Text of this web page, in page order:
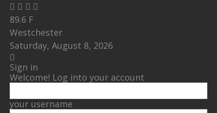
89.6 F
Westchester
Saturday, August 8, 2026
Sign in
Welcome! Log into your account
your username